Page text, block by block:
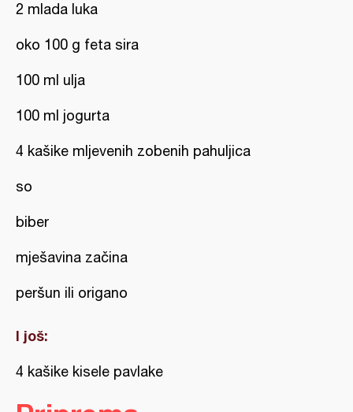
2 mlada luka
oko 100 g feta sira
100 ml ulja
100 ml jogurta
4 kašike mljevenih zobenih pahuljica
so
biber
mješavina začina
peršun ili origano
I još:
4 kašike kisele pavlake